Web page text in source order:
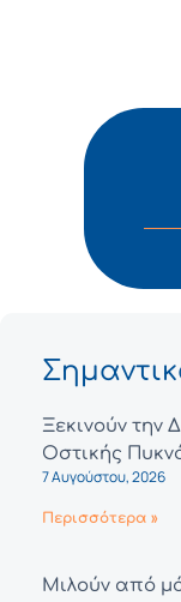
Ξεκινούν την
Οστικής
7 Αυγούστου, 2026
Περισσότερα »
Μιλούν από